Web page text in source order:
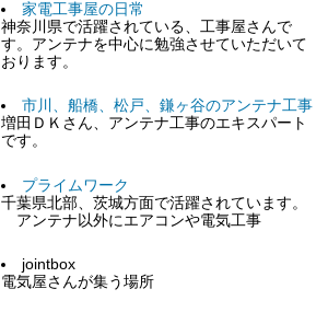
家電工事屋の日常
神奈川県で活躍されている、工事屋さんで
す。アンテナを中心に勉強させていただいて
おります。
市川、船橋、松戸、鎌ヶ谷のアンテナ工事
増田ＤＫさん、アンテナ工事のエキスパート
です。
プライムワーク
千葉県北部、茨城方面で活躍されています。
アンテナ以外にエアコンや電気工事
jointbox
電気屋さんが集う場所